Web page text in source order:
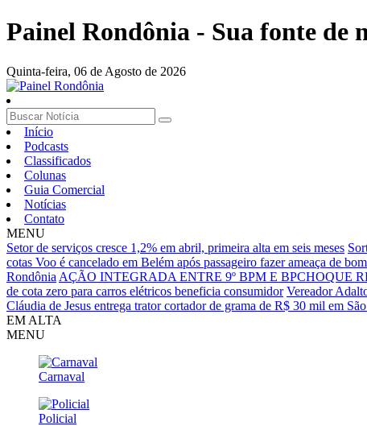
Painel Rondônia - Sua fonte de
Quinta-feira, 06 de Agosto de 2026
Início
Podcasts
Classificados
Colunas
Guia Comercial
Notícias
Contato
MENU
Setor de serviços cresce 1,2% em abril, primeira alta em seis meses
cotas Voo é cancelado em Belém após passageiro fazer ameaça de
Rondônia AÇÃO INTEGRADA ENTRE 9º BPM E BPCHOQUE
de cota zero para carros elétricos beneficia consumidor Vereador
Cláudia de Jesus entrega trator cortador de grama de R$ 30 mil em
EM ALTA
MENU
Carnaval
Policial